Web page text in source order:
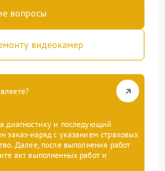
вопросы
видеокамер
диагностику и последующий
заказ-наряд с указанием страховых
Далее, после выполнения работ
акт выполненных работ и